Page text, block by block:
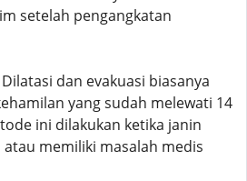
setelah pengangkatan
dan evakuasi biasanya
yang sudah melewati 14
ini dilakukan ketika janin
memiliki masalah medis